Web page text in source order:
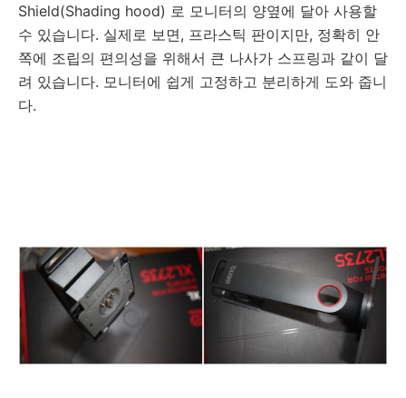
Shield(Shading hood) 로 모니터의 양옆에 달아 사용할
수 있습니다. 실제로 보면, 프라스틱 판이지만, 정확히 안
쪽에 조립의 편의성을 위해서 큰 나사가 스프링과 같이 달
려 있습니다. 모니터에 쉽게 고정하고 분리하게 도와 줍니
다.